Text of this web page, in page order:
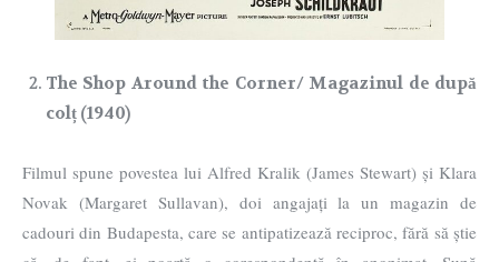
The Shop Around the Corner/ Magazinul de după
colț (1940)
Filmul spune povestea lui Alfred Kralik (James Stewart) și Klara
Novak (Margaret Sullavan), doi angajați la un magazin de
cadouri din Budapesta, care se antipatizează reciproc, fără să știe